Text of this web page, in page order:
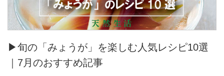
▶旬の「みょうが」を楽しむ人気レシピ10選
｜7月のおすすめ記事